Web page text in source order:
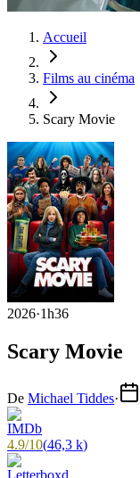
Accueil
Films au cinéma
Scary Movie
2026·1h36
Scary Movie
De Michael Tiddes·
4.9/10(46,3 k)